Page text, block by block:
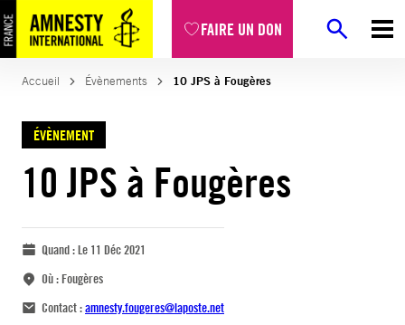
FAIRE UN DON
Accueil Évènements 10 JPS à Fougères
ÉVÈNEMENT
10 JPS à Fougères
Quand :Le 11 Déc 2021
Où :Fougères
Contact :amnesty.fougeres@laposte.net